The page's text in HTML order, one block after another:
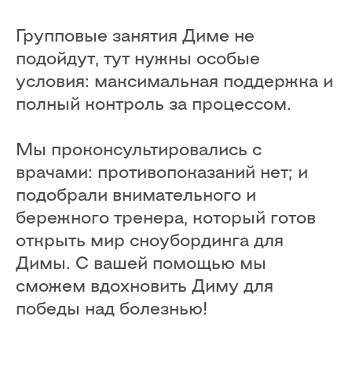
Групповые занятия Диме не
подойдут, тут нужны особые
условия: максимальная поддержка и
полный контроль за процессом.
Мы проконсультировались с
врачами: противопоказаний нет; и
подобрали внимательного и
бережного тренера, который готов
открыть мир сноубординга для
Димы. С вашей помощью мы
сможем вдохновить Диму для
победы над болезнью!